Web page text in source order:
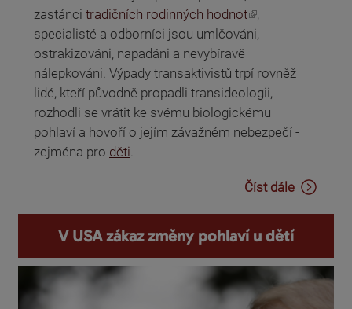
zastánci tradičních rodinných hodnot
(odkaz je externí)
,
specialisté a odborníci jsou umlčováni,
ostrakizováni, napadáni a nevybíravě
nálepkováni. Výpady transaktivistů trpí rovněž
lidé, kteří původně propadli transideologii,
rozhodli se vrátit ke svému biologickému
pohlaví a hovoří o jejím závažném nebezpečí -
zejména pro děti.
Číst dále
V USA zákaz změny pohlaví u dětí